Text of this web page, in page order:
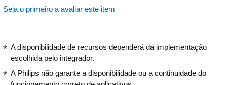
Seja o primeiro a avaliar este item
A disponibilidade de recursos dependerá da implementação
escolhida pelo integrador.
A Philips não garante a disponibilidade ou a continuidade do